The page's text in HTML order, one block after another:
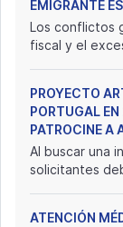
EMIGRANTE
Los conflictos
fiscal y el
PROYECTO
PORTUGAL
PATROCINE A
Al buscar una
solicitantes
ATENCIÓN